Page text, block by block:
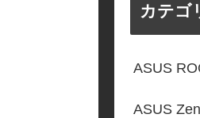
カテゴ
ASUS
ASUS